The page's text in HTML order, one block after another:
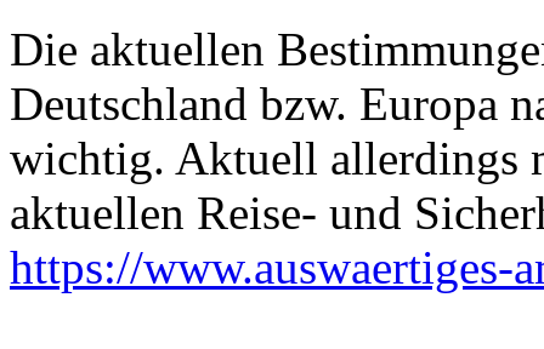
Die aktuellen
Deutschland bzw. Europa
wichtig. Aktuell allerdings
aktuellen Reise- und
https://www.auswaertiges-